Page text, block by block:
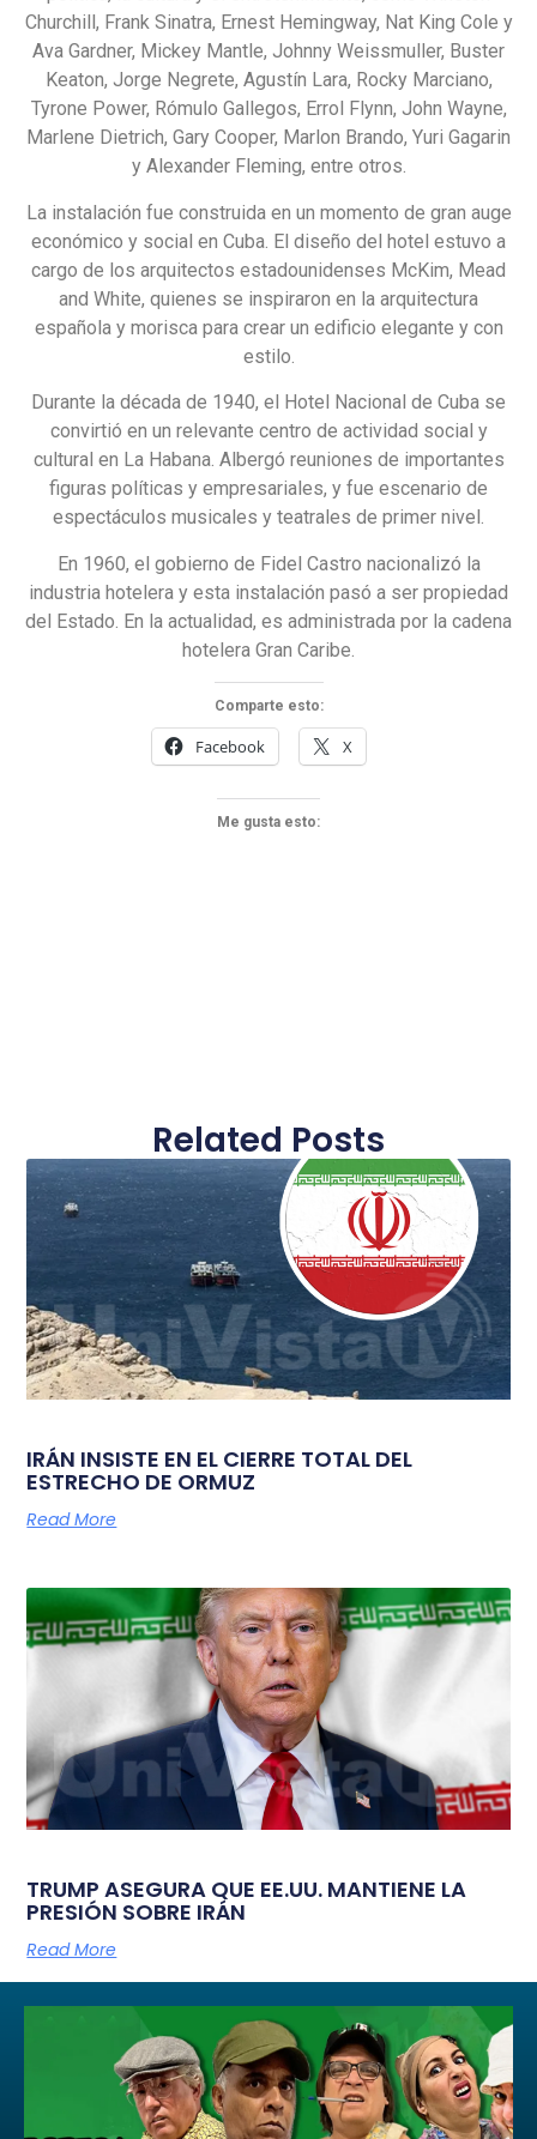
Churchill, Frank Sinatra, Ernest Hemingway, Nat King Cole y
Ava Gardner, Mickey Mantle, Johnny Weissmuller, Buster
Keaton, Jorge Negrete, Agustín Lara, Rocky Marciano,
Tyrone Power, Rómulo Gallegos, Errol Flynn, John Wayne,
Marlene Dietrich, Gary Cooper, Marlon Brando, Yuri Gagarin
y Alexander Fleming, entre otros.
La instalación fue construida en un momento de gran auge
económico y social en Cuba. El diseño del hotel estuvo a
cargo de los arquitectos estadounidenses McKim, Mead
and White, quienes se inspiraron en la arquitectura
española y morisca para crear un edificio elegante y con
estilo.
Durante la década de 1940, el Hotel Nacional de Cuba se
convirtió en un relevante centro de actividad social y
cultural en La Habana. Albergó reuniones de importantes
figuras políticas y empresariales, y fue escenario de
espectáculos musicales y teatrales de primer nivel.
En 1960, el gobierno de Fidel Castro nacionalizó la
industria hotelera y esta instalación pasó a ser propiedad
del Estado. En la actualidad, es administrada por la cadena
hotelera Gran Caribe.
Comparte esto:
Facebook X
Me gusta esto:
Related Posts
IRÁN INSISTE EN EL CIERRE TOTAL DEL
ESTRECHO DE ORMUZ
Read More
TRUMP ASEGURA QUE EE.UU. MANTIENE LA
PRESIÓN SOBRE IRÁN
Read More